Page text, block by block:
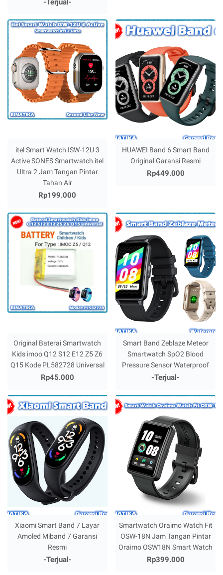
-Terjual-
itel Smart Watch ISW-12U 3
Active SONES Smartwatch itel
Ultra 2 Jam Tangan Pintar
Tahan Air
Rp199.000
HUAWEI Band 6 Smart Band
Original Garansi Resmi
Rp449.000
Original Baterai Smartwatch
Kids imoo Q12 S12 E12 Z5 Z6
Q15 Kode PL582728 Universal
Rp45.000
Smart Band Zeblaze Meteor
Smartwatch SpO2 Blood
Pressure Sensor Waterproof
-Terjual-
Xiaomi Smart Band 7 Layar
Amoled Miband 7 Garansi
Resmi
-Terjual-
Smartwatch Oraimo Watch Fit
OSW-18N Jam Tangan Pintar
Oraimo OSW18N Smart Watch
Rp399.000